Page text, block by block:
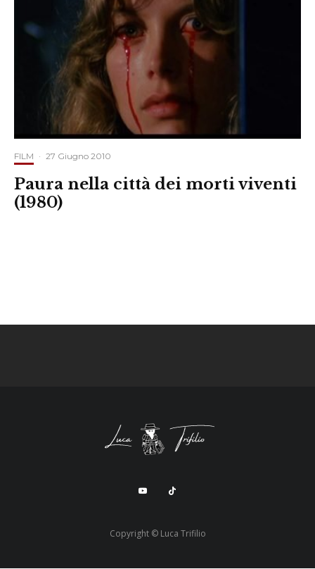
FILM · 27 Giugno 2010
Paura nella città dei morti viventi
(1980)
Copyright © Luca Trifilio